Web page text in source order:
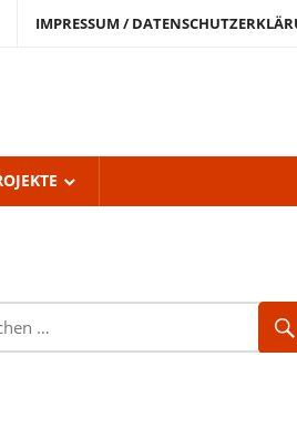
IMPRESSUM /